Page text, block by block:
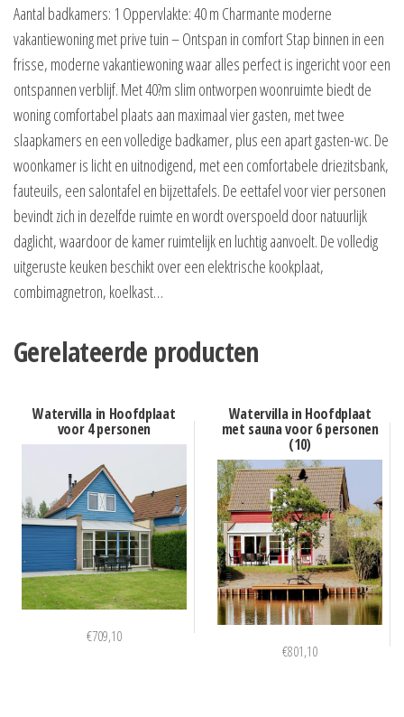
Aantal badkamers: 1 Oppervlakte: 40 m Charmante moderne
vakantiewoning met prive tuin – Ontspan in comfort Stap binnen in een
frisse, moderne vakantiewoning waar alles perfect is ingericht voor een
ontspannen verblijf. Met 40?m slim ontworpen woonruimte biedt de
woning comfortabel plaats aan maximaal vier gasten, met twee
slaapkamers en een volledige badkamer, plus een apart gasten-wc. De
woonkamer is licht en uitnodigend, met een comfortabele driezitsbank,
fauteuils, een salontafel en bijzettafels. De eettafel voor vier personen
bevindt zich in dezelfde ruimte en wordt overspoeld door natuurlijk
daglicht, waardoor de kamer ruimtelijk en luchtig aanvoelt. De volledig
uitgeruste keuken beschikt over een elektrische kookplaat,
combimagnetron, koelkast…
Gerelateerde producten
Watervilla in Hoofdplaat
voor 4 personen
€709,10
Watervilla in Hoofdplaat
met sauna voor 6 personen
(10)
€801,10